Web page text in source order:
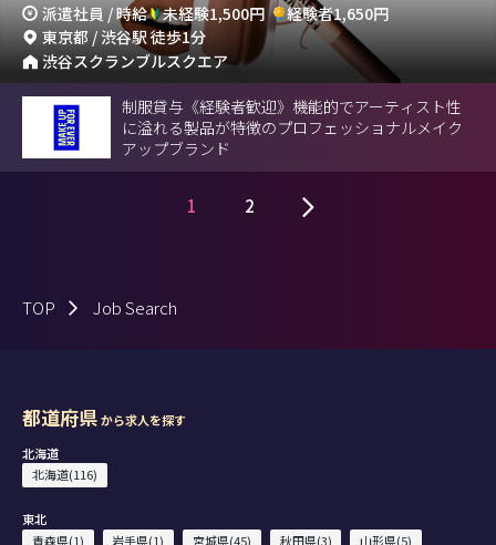
派遣社員 / 時給 未経験1,500円
経験者1,650円
東京都 / 渋谷駅 徒歩1分
渋谷スクランブルスクエア
制服貸与《経験者歓迎》機能的でアーティスト性
に溢れる製品が特徴のプロフェッショナルメイク
アップブランド
1 2
TOP Job Search
都道府県から求人を探す
北海道
北海道(116)
東北
青森県(1)
岩手県(1) 宮城県(45) 秋田県(3)
山形県(5)